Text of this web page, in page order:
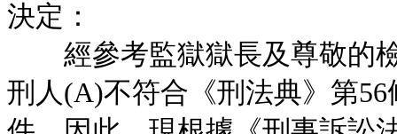
決定：
經參考監獄獄長及尊敬的檢
刑人(A)不符合《刑法典》第